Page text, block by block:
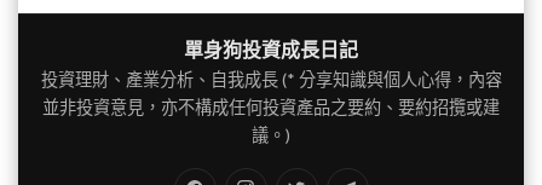
單身狗投資成長日記
投資理財、產業分析、自我成長 (* 分享知識與個人心得，內容
並非投資意見，亦不構成任何投資產品之要約、要約招攬或建
議。)